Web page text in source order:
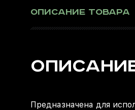
ОПИСАНИЕ ТОВАРА
Предназначена для